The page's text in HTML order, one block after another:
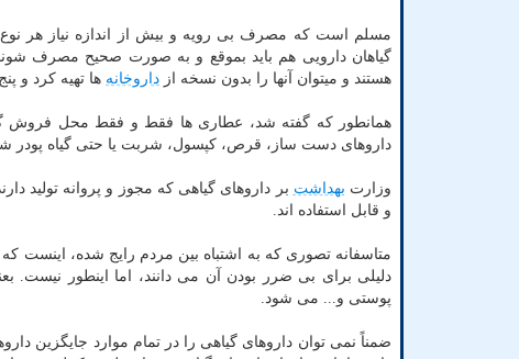
مسلم است که مصرف بی رویه و بیش از اندازه نیاز هر
هستند و میتوان آنها را بدون نسخه از داروخانه ها تهیه کرد و
همانطور که گفته شد، عطاری ها فقط و فقط محل فروش
داروهای دست ساز، قرص، کپسول، شربت یا حتی گیاه پودر
وزارت بهداشت بر داروهای گیاهی که مجوز و پروانه تولید
و قابل استفاده اند.
متاسفانه تصوری که به اشتباه بین مردم رایج شده، اینست
دلیلی برای بی ضرر بودن آن می دانند، اما اینطور نیست.
پوستی و... می شود.
ضمناً نمی توان داروهای گیاهی را در تمام موارد جایگزین